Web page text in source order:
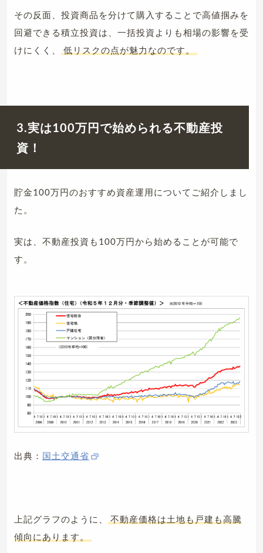
その反面、投資商品を分けて購入することで高値掴みを
回避できる積立投資は、一括投資よりも相場の影響を受
けにくく、
低リスクの点が魅力なのです。
3.実は100万円で始められる不動産投
資！
貯金100万円のおすすめ資産運用についてご紹介しまし
た。
実は、不動産投資も100万円から始めることが可能で
す。
出典： 国土交通省
上記グラフのように、
不動産価格は土地も戸建も高騰
傾向にあります。